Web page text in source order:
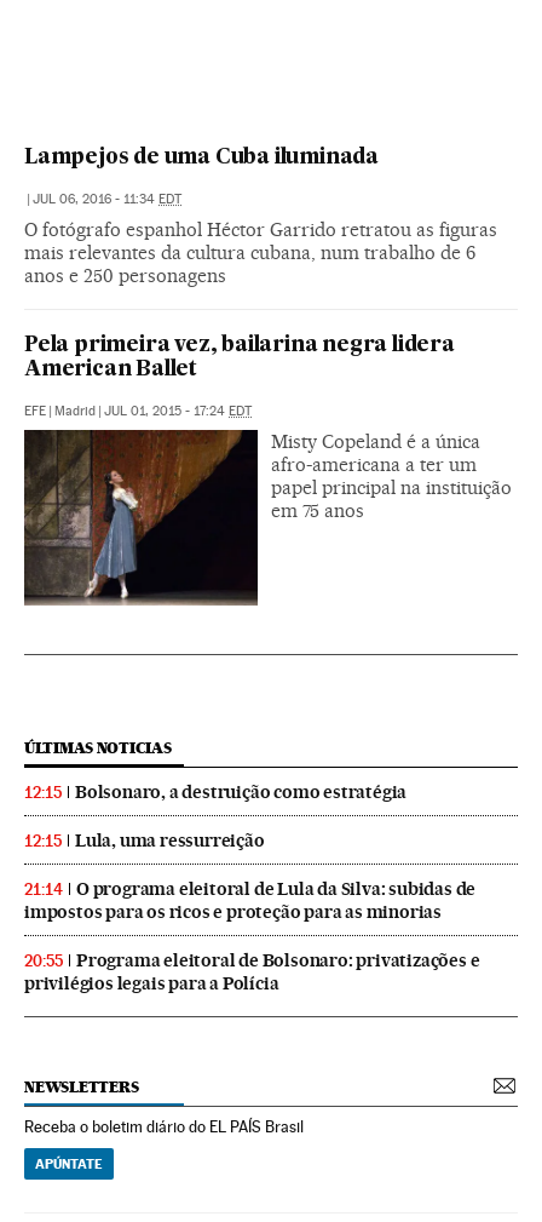
Lampejos de uma Cuba iluminada
JUL 06, 2016 - 11:34 EDT
O fotógrafo espanhol Héctor Garrido retratou as figuras
mais relevantes da cultura cubana, num trabalho de 6
anos e 250 personagens
Pela primeira vez, bailarina negra lidera
American Ballet
EFE Madrid JUL 01, 2015 - 17:24 EDT
Misty Copeland é a única
afro-americana a ter um
papel principal na instituição
em 75 anos
ÚLTIMAS NOTICIAS
12:15 Bolsonaro, a destruição como estratégia
12:15 Lula, uma ressurreição
21:14
O programa eleitoral de Lula da Silva: subidas de
impostos para os ricos e proteção para as minorias
20:55
Programa eleitoral de Bolsonaro: privatizações e
privilégios legais para a Polícia
NEWSLETTERS
Receba o boletim diário do EL PAÍS Brasil
APÚNTATE